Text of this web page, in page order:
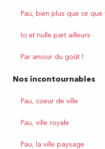
Pau, bien plus que ce
Ici et nulle part ailleurs
Par amour du goût !
Nos incontournables
Pau, coeur de ville
Pau, ville royale
Pau, la ville paysage
à Pau sur la
Aragon. Les
maison et artisanaux.
des palois! Dès
début avril à fin
à faire la...